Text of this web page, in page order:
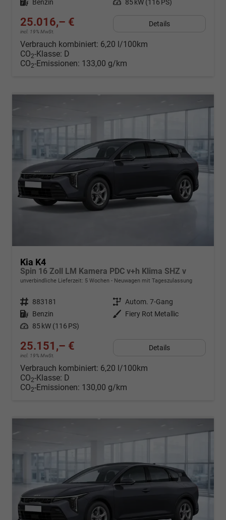
Kraftstoff Benzin Leistung 85 kW (116 PS)
25.016,– €
incl. 19% MwSt.
Details
Verbrauch kombiniert: 6,20 l/100km
CO2-Klasse: D
CO2-Emissionen: 133,00 g/km
Kia K4
Spin 16 Zoll LM Kamera PDC v+h Klima SHZ v
unverbindliche Lieferzeit: 5 Wochen Neuwagen mit Tageszulassung
Fahrzeugnr. 883181 Getriebe Autom. 7-Gang
Kraftstoff Benzin Außenfarbe
Fiery Rot Metallic
Leistung 85 kW (116 PS)
25.151,– €
incl. 19% MwSt.
Details
Verbrauch kombiniert: 6,20 l/100km
CO2-Klasse: D
CO2-Emissionen: 130,00 g/km